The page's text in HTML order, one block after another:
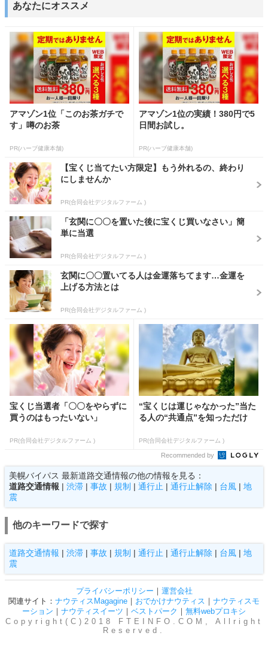
あなたにオススメ
アマゾン1位「このお茶ガチで
す」噂のお茶
PR(ハーブ健康本舗)
アマゾン1位の実績！380円で5
日間お試し。
PR(ハーブ健康本舗)
【宝くじ当てたい方限定】もう外れるの、終わり
にしませんか
PR(合同会社デジタルファーム )
「玄関に〇〇を置いた後に宝くじ買いなさい」簡
単に当選
PR(合同会社デジタルファーム )
玄関に〇〇置いてる人は金運落ちてます…金運を
上げる方法とは
PR(合同会社デジタルファーム )
宝くじ当選者「〇〇をやらずに
買うのはもったいない」
PR(合同会社デジタルファーム )
“宝くじは運じゃなかった”当た
る人の“共通点”を知っただけ
PR(合同会社デジタルファーム )
Recommended by
美幌バイパス 最新道路交通情報の他の情報を見る：
道路交通情報 | 渋滞 | 事故 | 規制 | 通行止 | 通行止解除 | 台風 | 地
震
他のキーワードで探す
道路交通情報 | 渋滞 | 事故 | 規制 | 通行止 | 通行止解除 | 台風 | 地
震
プライバシーポリシー ｜ 運営会社
関連サイト： ナウティスMagagine ｜ おでかけナウティス ｜ ナウティスモ
ーション ｜ ナウティスイーツ ｜ ベストパーク ｜ 無料webプロキシ
Copyright(C)2018 FTEINFO.COM, Allright
Reserved.